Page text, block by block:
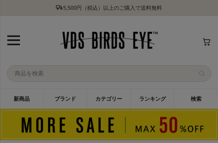
5,500円（税込）以上のご購入で送料無料
新商品 ブランド カテゴリー ランキング 検索